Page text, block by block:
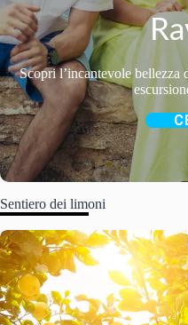
Scopri l’incantevole bellezza
Sentiero dei limoni